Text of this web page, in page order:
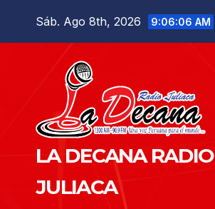
Sáb. Ago 8th, 2026 9:06:07 AM
LA DECANA RADIO
JULIACA